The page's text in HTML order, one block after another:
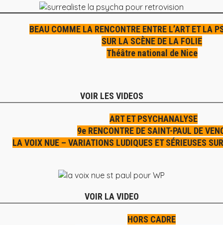
BEAU COMME LA RENCONTRE ENTRE L’ART ET LA
SUR LA SCÈNE DE LA FOLIE
Théâtre national de Nice
VOIR LES VIDEOS
ART ET PSYCHANALYSE
9e RENCONTRE DE SAINT-PAUL DE
LA VOIX NUE – VARIATIONS LUDIQUES ET SÉRIEUSES
VOIR LA VIDEO
HORS CADRE